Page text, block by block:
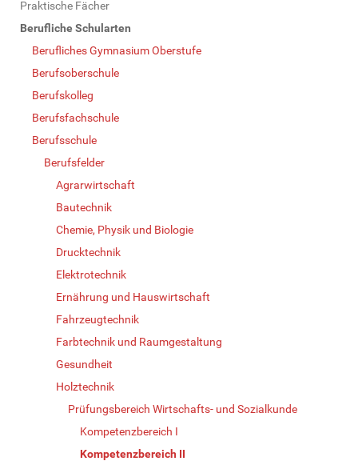
Praktische Fächer
Berufliche Schularten
Berufliches Gymnasium Oberstufe
Berufsoberschule
Berufskolleg
Berufsfachschule
Berufsschule
Berufsfelder
Agrarwirtschaft
Bautechnik
Chemie, Physik und Biologie
Drucktechnik
Elektrotechnik
Ernährung und Hauswirtschaft
Fahrzeugtechnik
Farbtechnik und Raumgestaltung
Gesundheit
Holztechnik
Prüfungsbereich Wirtschafts- und Sozialkunde
Kompetenzbereich I
Kompetenzbereich II